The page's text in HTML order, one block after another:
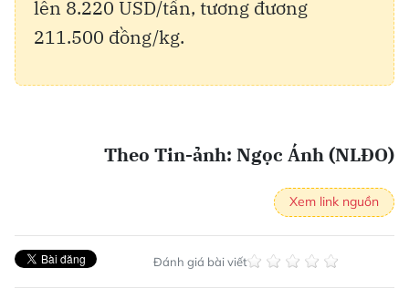
lên 8.220 USD/tấn, tương đương
211.500 đồng/kg.
Theo Tin-ảnh: Ngọc Ánh (NLĐO)
Xem link nguồn
Đánh giá bài viết